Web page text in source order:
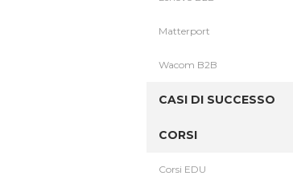
Matterport
Wacom B2B
CASI DI SUCCESSO
CORSI
Corsi EDU